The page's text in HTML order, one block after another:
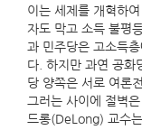
이는 세제를 개혁하
자도 막고 소득 불평
과 민주당은 고소득
다. 하지만 과연 공화
당 양쪽은 서로 여론
그러는 사이에 절벽
드롱(DeLong) 교수